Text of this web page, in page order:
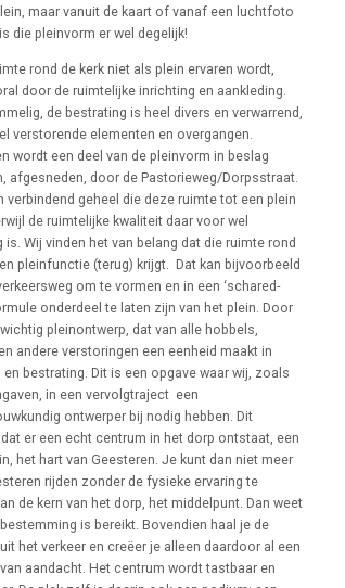
maar vanuit de kaart of vanaf een luchtfoto
die pleinvorm er wel degelijk!
rond de kerk niet als plein ervaren wordt,
door de ruimtelijke inrichting en aankleding.
de bestrating is heel divers en verwarrend,
verstorende elementen en overgangen.
wordt een deel van de pleinvorm in beslag
afgesneden, door de Pastorieweg/Dorpsstraat.
verbindend geheel die deze ruimte tot een plein
de ruimtelijke kwaliteit daar voor wel
is. Wij vinden het van belang dat die ruimte rond
pleinfunctie (terug) krijgt. Dat kan bijvoorbeeld
om te vormen en in een ‘schared-
onderdeel te laten zijn van het plein. Door
pleinontwerp, dat van alle hobbels,
andere verstoringen een eenheid maakt in
bestrating. Dit is een opgave waar wij, zoals
in een vervolgtraject een
ontwerper bij nodig hebben. Dit
er een echt centrum in het dorp ontstaat, een
het hart van Geesteren. Je kunt dan niet meer
rijden zonder de fysieke ervaring te
de kern van het dorp, het middelpunt. Dan weet
is bereikt. Bovendien haal je de
het verkeer en creëer je alleen daardoor al een
aandacht. Het centrum wordt tastbaar en